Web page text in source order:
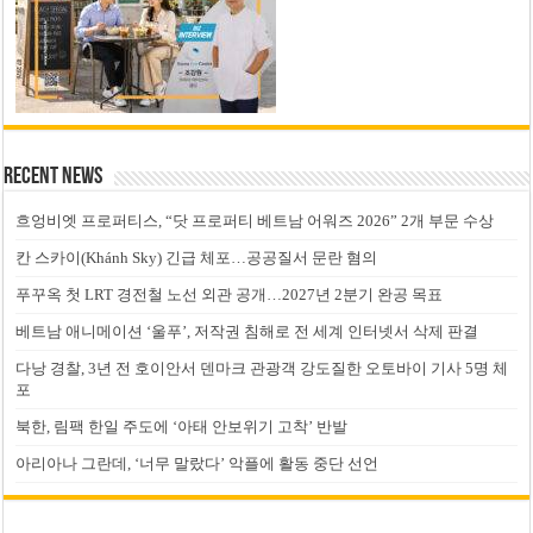
Recent News
흐엉비엣 프로퍼티스, “닷 프로퍼티 베트남 어워즈 2026” 2개 부문 수상
칸 스카이(Khánh Sky) 긴급 체포…공공질서 문란 혐의
푸꾸옥 첫 LRT 경전철 노선 외관 공개…2027년 2분기 완공 목표
베트남 애니메이션 ‘울푸’, 저작권 침해로 전 세계 인터넷서 삭제 판결
다낭 경찰, 3년 전 호이안서 덴마크 관광객 강도질한 오토바이 기사 5명 체
포
북한, 림팩 한일 주도에 ‘아태 안보위기 고착’ 반발
아리아나 그란데, ‘너무 말랐다’ 악플에 활동 중단 선언